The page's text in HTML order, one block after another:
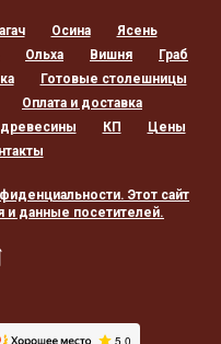
Осина
Ясень
Ольха Вишня
Граб
Готовые столешницы
Оплата и доставка
КП
Цены
. Этот сайт
и данные посетителей.